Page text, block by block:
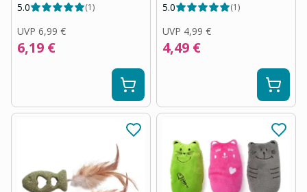
5.0 (1)
UVP 6,99 €
6,19 €
5.0 (1)
UVP 4,99 €
4,49 €